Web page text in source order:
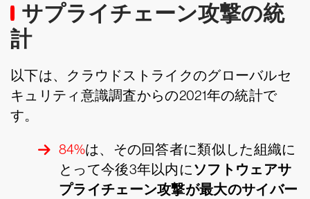
サプライチェーン攻撃の統
計
以下は、クラウドストライクのグローバルセ
キュリティ意識調査からの2021年の統計で
す。
84%は、その回答者に類似した組織に
とって今後3年以内にソフトウェアサ
プライチェーン攻撃が最大のサイバー